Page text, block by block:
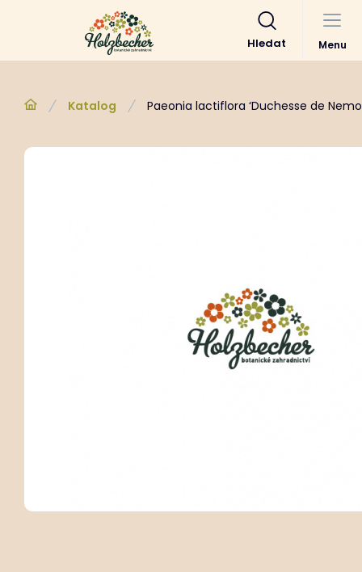
Hledat Menu
Katalog Paeonia lactiflora ‘Duchesse de